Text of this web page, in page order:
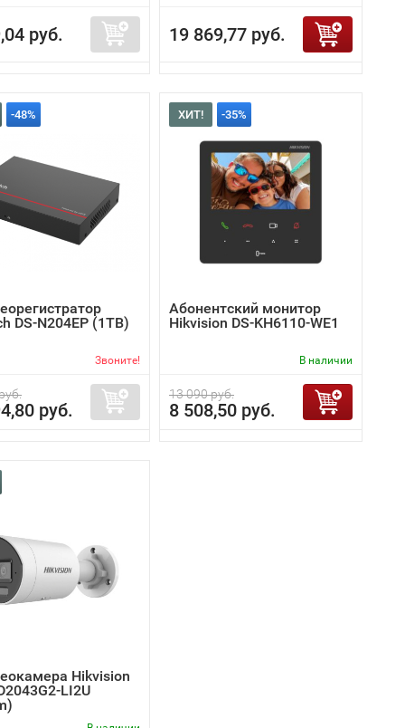
руб. 19 869,77 руб.
-48%
DS-N204EP (1TB)
Звоните!
руб.
ХИТ! -35%
Абонентский монитор
Hikvision DS-KH6110-WE1
В наличии
13 090 руб.
8 508,50 руб.
Hikvision
LI2U